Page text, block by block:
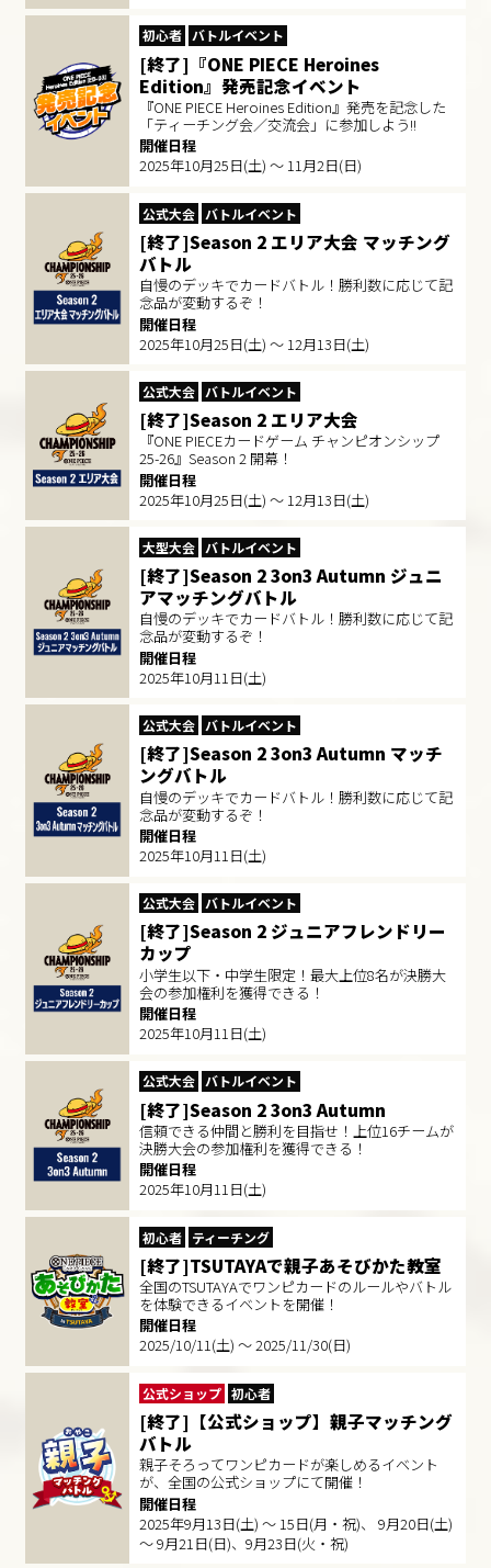
初心者 バトルイベント
[終了]『ONE PIECE Heroines
Edition』発売記念イベント
『ONE PIECE Heroines Edition』発売を記念した
「ティーチング会／交流会」に参加しよう!!
開催日程
2025年10月25日(土) ～ 11月2日(日)
公式大会 バトルイベント
[終了]Season 2 エリア大会 マッチング
バトル
自慢のデッキでカードバトル！勝利数に応じて記
念品が変動するぞ！
開催日程
2025年10月25日(土) ～ 12月13日(土)
公式大会 バトルイベント
[終了]Season 2 エリア大会
『ONE PIECEカードゲーム チャンピオンシップ
25-26』Season 2 開幕！
開催日程
2025年10月25日(土) ～ 12月13日(土)
大型大会 バトルイベント
[終了]Season 2 3on3 Autumn ジュニ
アマッチングバトル
自慢のデッキでカードバトル！勝利数に応じて記
念品が変動するぞ！
開催日程
2025年10月11日(土)
公式大会 バトルイベント
[終了]Season 2 3on3 Autumn マッチ
ングバトル
自慢のデッキでカードバトル！勝利数に応じて記
念品が変動するぞ！
開催日程
2025年10月11日(土)
公式大会 バトルイベント
[終了]Season 2 ジュニアフレンドリー
カップ
小学生以下・中学生限定！最大上位8名が決勝大
会の参加権利を獲得できる​！
開催日程
2025年10月11日(土)
公式大会 バトルイベント
[終了]Season 2 3on3 Autumn
信頼できる仲間と勝利を目指せ！上位16チームが
決勝大会の参加権利を獲得できる！
開催日程
2025年10月11日(土)
初心者 ティーチング
[終了]TSUTAYAで親子あそびかた教室
全国のTSUTAYAでワンピカードのルールやバトル
を体験できるイベントを開催！
開催日程
2025/10/11(土) ～ 2025/11/30(日)
公式ショップ 初心者
[終了]【公式ショップ】親子マッチング
バトル
親子そろってワンピカードが楽しめるイベント
が、全国の公式ショップにて開催！
開催日程
2025年9月13日(土) ～ 15日(月・祝)、 9月20日(土)
～ 9月21日(日)、9月23日(火・祝)